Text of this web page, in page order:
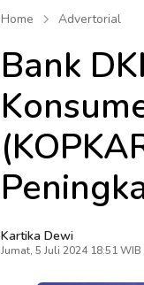
Home Advertorial
Bank
Kartika Dewi
Jumat, 5 Juli 2024 18:51 WIB